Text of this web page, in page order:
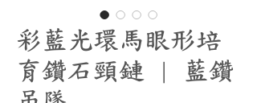
彩藍光環馬眼形培
育鑽石頸鏈 | 藍鑽